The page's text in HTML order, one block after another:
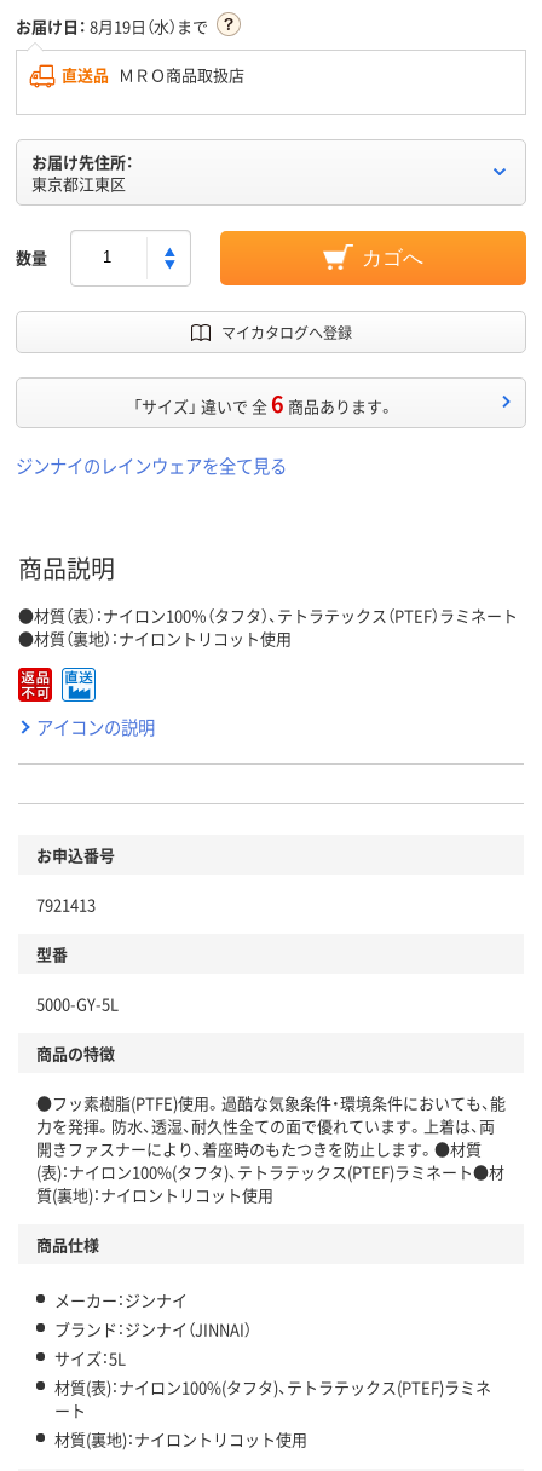
お届け日： 8月19日（水）まで
直送品 ＭＲＯ商品取扱店
お届け先住所：
東京都江東区
数量 カゴへ
マイカタログへ登録
「サイズ」 違いで 全6 商品あります。
ジンナイのレインウェアを全て見る
商品説明
●材質（表）：ナイロン100％（タフタ）、テトラテックス（PTEF）ラミネート
●材質（裏地）：ナイロントリコット使用
アイコンの説明
お申込番号
7921413
型番
5000-GY-5L
商品の特徴
●フッ素樹脂(PTFE)使用。過酷な気象条件・環境条件においても、能
力を発揮。防水、透湿、耐久性全ての面で優れています。上着は、両
開きファスナーにより、着座時のもたつきを防止します。●材質
(表)：ナイロン100%(タフタ)、テトラテックス(PTEF)ラミネート●材
質(裏地)：ナイロントリコット使用
商品仕様
メーカー：ジンナイ
ブランド：ジンナイ（JINNAI）
サイズ：5L
材質(表)：ナイロン100%(タフタ)、テトラテックス(PTEF)ラミネ
ート
材質(裏地)：ナイロントリコット使用